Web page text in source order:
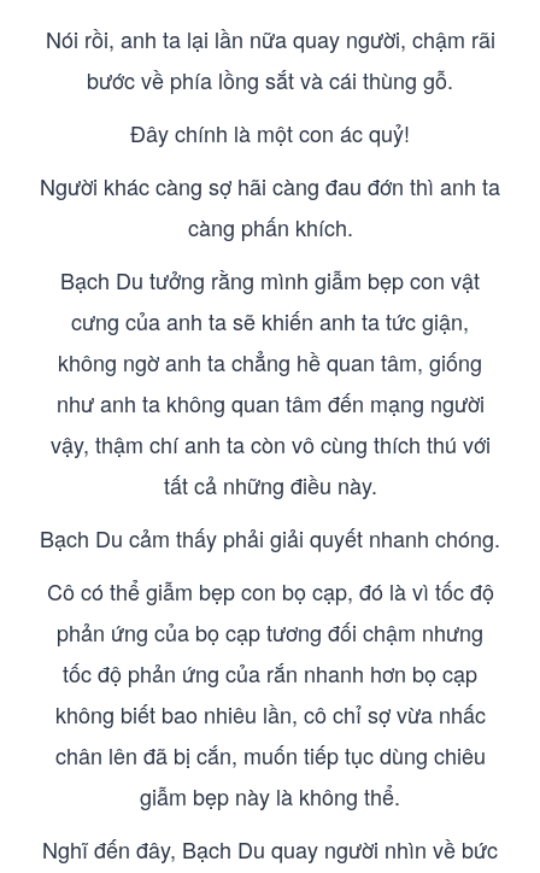
Nói rồi, anh ta lại lần nữa quay người, chậm rãi
bước về phía lồng sắt và cái thùng gỗ.
Đây chính là một con ác quỷ!
Người khác càng sợ hãi càng đau đớn thì anh ta
càng phấn khích.
Bạch Du tưởng rằng mình giẫm bẹp con vật
cưng của anh ta sẽ khiến anh ta tức giận,
không ngờ anh ta chẳng hề quan tâm, giống
như anh ta không quan tâm đến mạng người
vậy, thậm chí anh ta còn vô cùng thích thú với
tất cả những điều này.
Bạch Du cảm thấy phải giải quyết nhanh chóng.
Cô có thể giẫm bẹp con bọ cạp, đó là vì tốc độ
phản ứng của bọ cạp tương đối chậm nhưng
tốc độ phản ứng của rắn nhanh hơn bọ cạp
không biết bao nhiêu lần, cô chỉ sợ vừa nhấc
chân lên đã bị cắn, muốn tiếp tục dùng chiêu
giẫm bẹp này là không thể.
Nghĩ đến đây, Bạch Du quay người nhìn về bức